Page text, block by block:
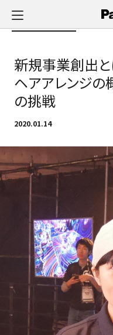
キ
ッ
プ
新規事業創出と
ヘアアレンジ
の挑戦
2020.01.14